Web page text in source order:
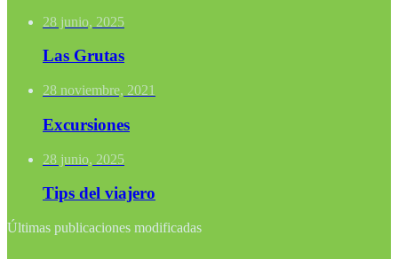
28 junio, 2025
Las Grutas
28 noviembre, 2021
Excursiones
28 junio, 2025
Tips del viajero
Últimas publicaciones modificadas